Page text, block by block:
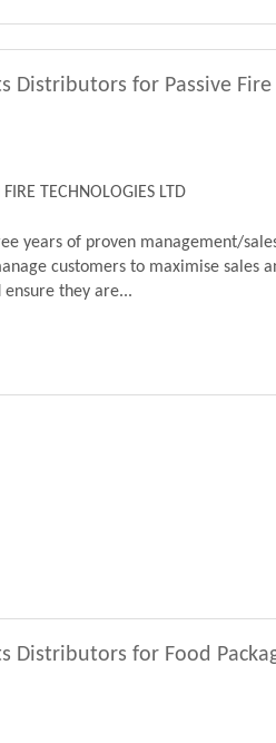
Distributors for Passive
TECHNOLOGIES LTD
years of proven management/
customers to maximise
ensure they are...
Distributors for Food